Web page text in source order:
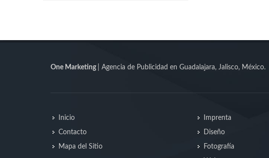
One Marketing | Agencia de Publicidad en Guadalajara, Jalisco, México.
Inicio
Contacto
Mapa del Sitio
Imprenta
Diseño
Fotografía